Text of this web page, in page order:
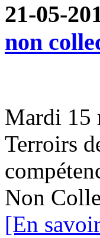
21-05-
non
Mardi 15
Terroirs
Non
[En